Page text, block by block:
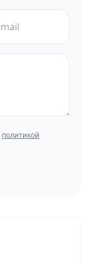
политикой